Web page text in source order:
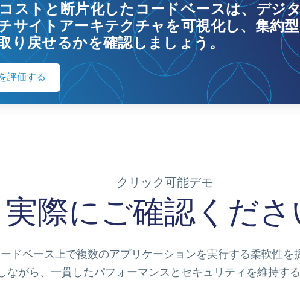
ストと断片化したコードベースは、デジ
サイトアーキテクチャを可視化し、集約
り戻せるかを確認しましょう。
評価する
クリック可能デモ
実際にご確認くださ
ドベース上で複数のアプリケーションを実行する柔軟性を
ながら、一貫したパフォーマンスとセキュリティを維持す